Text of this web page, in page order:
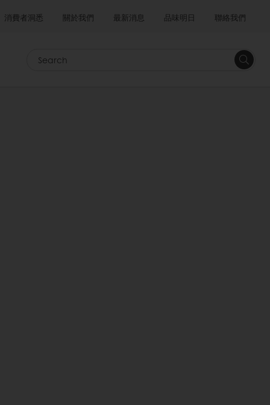
消費者洞悉 關於我們 最新消息 品味明日 聯絡我們
Search